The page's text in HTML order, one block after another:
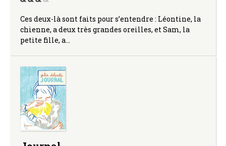
Ces deux-là sont faits pour s’entendre : Léontine, la
chienne, a deux très grandes oreilles, et Sam, la
petite fille, a…